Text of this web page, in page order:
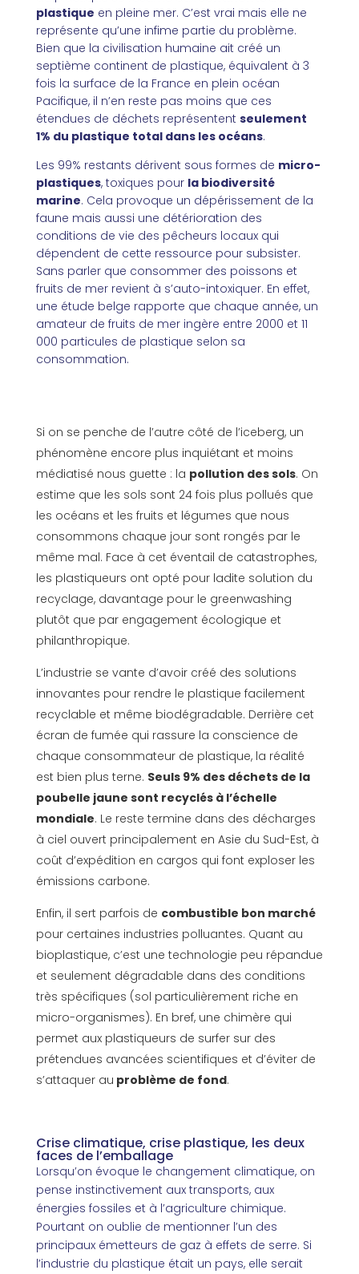
plastique en pleine mer. C’est vrai mais elle ne
représente qu’une infime partie du problème.
Bien que la civilisation humaine ait créé un
septième continent de plastique, équivalent à 3
fois la surface de la France en plein océan
Pacifique, il n’en reste pas moins que ces
étendues de déchets représentent seulement
1% du plastique total dans les océans.
Les 99% restants dérivent sous formes de micro-
plastiques, toxiques pour la biodiversité
marine. Cela provoque un dépérissement de la
faune mais aussi une détérioration des
conditions de vie des pêcheurs locaux qui
dépendent de cette ressource pour subsister.
Sans parler que consommer des poissons et
fruits de mer revient à s’auto-intoxiquer. En effet,
une étude belge rapporte que chaque année, un
amateur de fruits de mer ingère entre 2000 et 11
000 particules de plastique selon sa
consommation.
Si on se penche de l’autre côté de l’iceberg, un
phénomène encore plus inquiétant et moins
médiatisé nous guette : la pollution des sols. On
estime que les sols sont 24 fois plus pollués que
les océans et les fruits et légumes que nous
consommons chaque jour sont rongés par le
même mal. Face à cet éventail de catastrophes,
les plastiqueurs ont opté pour ladite solution du
recyclage, davantage pour le greenwashing
plutôt que par engagement écologique et
philanthropique.
L’industrie se vante d’avoir créé des solutions
innovantes pour rendre le plastique facilement
recyclable et même biodégradable. Derrière cet
écran de fumée qui rassure la conscience de
chaque consommateur de plastique, la réalité
est bien plus terne. Seuls 9% des déchets de la
poubelle jaune sont recyclés à l’échelle
mondiale. Le reste termine dans des décharges
à ciel ouvert principalement en Asie du Sud-Est, à
coût d’expédition en cargos qui font exploser les
émissions carbone.
Enfin, il sert parfois de combustible bon marché
pour certaines industries polluantes. Quant au
bioplastique, c’est une technologie peu répandue
et seulement dégradable dans des conditions
très spécifiques (sol particulièrement riche en
micro-organismes). En bref, une chimère qui
permet aux plastiqueurs de surfer sur des
prétendues avancées scientifiques et d’éviter de
s’attaquer au problème de fond.
Crise climatique, crise plastique, les deux
faces de l’emballage
Lorsqu’on évoque le changement climatique, on
pense instinctivement aux transports, aux
énergies fossiles et à l’agriculture chimique.
Pourtant on oublie de mentionner l’un des
principaux émetteurs de gaz à effets de serre. Si
l’industrie du plastique était un pays, elle serait